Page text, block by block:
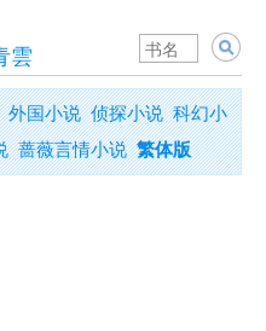
雲
外国小说 侦探小说 科幻小
蔷薇言情小说 繁体版